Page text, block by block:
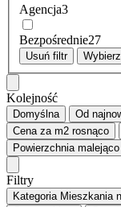
Agencja3
Bezpośrednie27
Usuń filtr Wybierz
Kolejność
Domyślna Od
Cena za m2 rosnąco
Powierzchniamalejąco
Filtry
Kategoria Mieszkania